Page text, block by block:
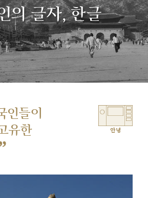
의 글자, 한글
인들이
유한
안녕